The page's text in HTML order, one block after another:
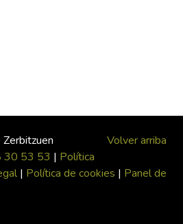
Volver arriba
30 53 53 | Política
| Política de cookies | Panel de